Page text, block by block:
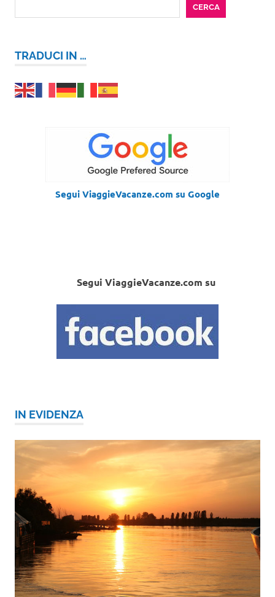
CERCA
TRADUCI IN …
Segui ViaggieVacanze.com su Google
Segui ViaggieVacanze.com su
IN EVIDENZA